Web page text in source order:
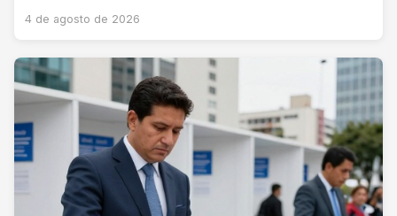
4 de agosto de 2026